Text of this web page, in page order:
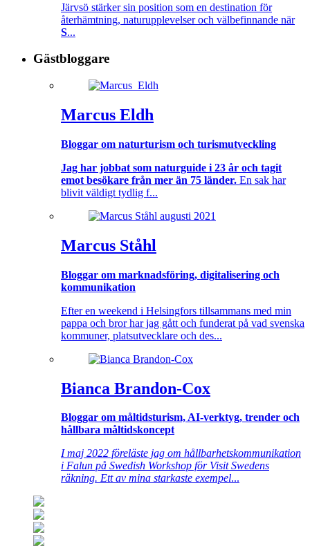
Järvsö stärker sin position som en destination för
återhämtning, naturupplevelser och välbefinnande när
S...
Gästbloggare
Marcus Eldh
Bloggar om naturturism och turismutveckling
Jag har jobbat som naturguide i 23 år och tagit
emot besökare från mer än 75 länder. En sak har
blivit väldigt tydlig f...
Marcus Ståhl
Bloggar om marknadsföring, digitalisering och
kommunikation
Efter en weekend i Helsingfors tillsammans med min
pappa och bror har jag gått och funderat på vad svenska
kommuner, platsutvecklare och des...
Bianca Brandon-Cox
Bloggar om måltidsturism, AI-verktyg, trender och
hållbara måltidskoncept
I maj 2022 föreläste jag om hållbarhetskommunikation
i Falun på Swedish Workshop för Visit Swedens
räkning. Ett av mina starkaste exempel...